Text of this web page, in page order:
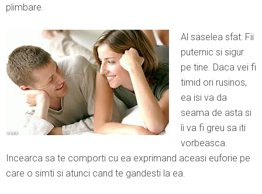
plimbare.
Al saselea sfat: Fii
puternic si sigur
pe tine. Daca vei fi
timid ori rusinos,
ea isi va da
seama de asta si
îi va fi greu sa iti
vorbeasca.
Incearca sa te comporti cu ea exprimand aceasi euforie pe
care o simti si atunci cand te gandesti la ea.